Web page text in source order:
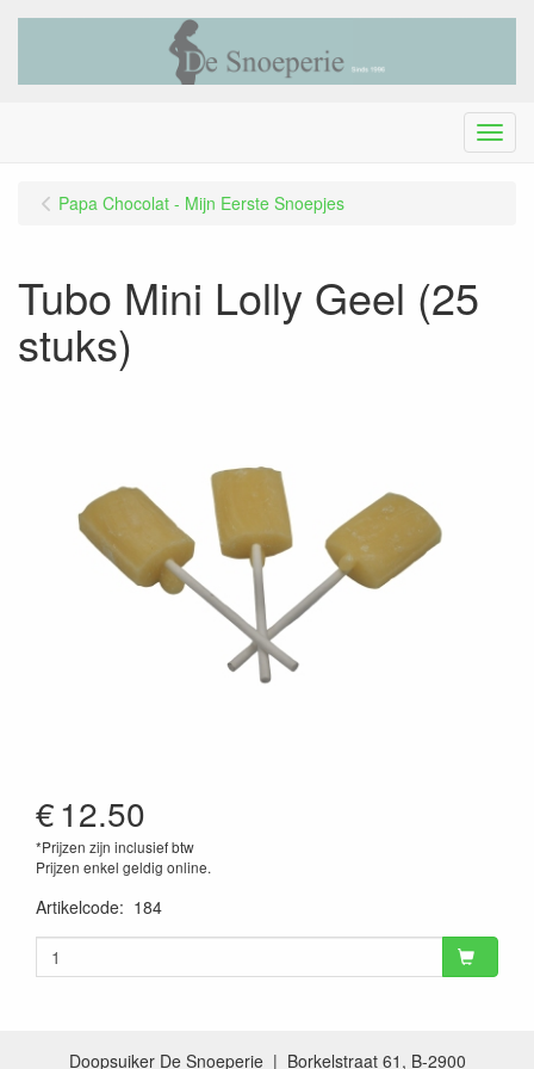
Menu
Papa Chocolat - Mijn Eerste Snoepjes
Tubo Mini Lolly Geel (25
stuks)
€12.50
*Prijzen zijn inclusief btw
Prijzen enkel geldig online.
Artikelcode: 184
Doopsuiker De Snoeperie | Borkelstraat 61, B-2900